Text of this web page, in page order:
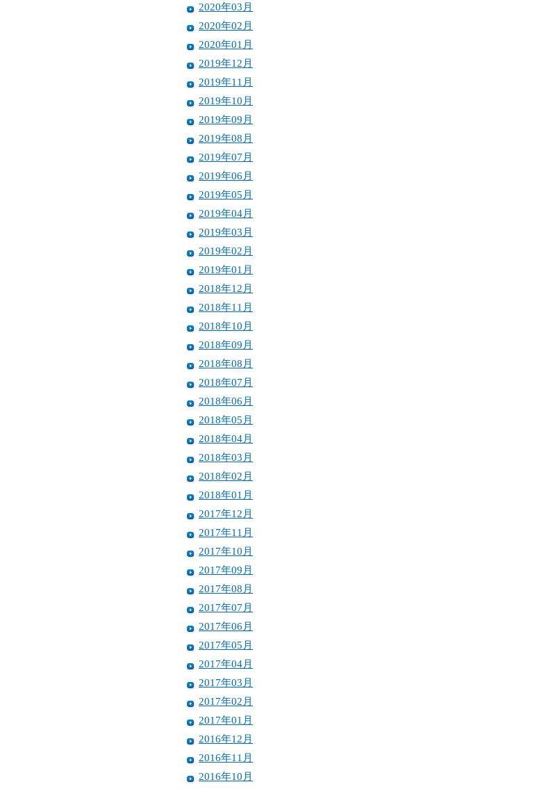
2020年03月
2020年02月
2020年01月
2019年12月
2019年11月
2019年10月
2019年09月
2019年08月
2019年07月
2019年06月
2019年05月
2019年04月
2019年03月
2019年02月
2019年01月
2018年12月
2018年11月
2018年10月
2018年09月
2018年08月
2018年07月
2018年06月
2018年05月
2018年04月
2018年03月
2018年02月
2018年01月
2017年12月
2017年11月
2017年10月
2017年09月
2017年08月
2017年07月
2017年06月
2017年05月
2017年04月
2017年03月
2017年02月
2017年01月
2016年12月
2016年11月
2016年10月